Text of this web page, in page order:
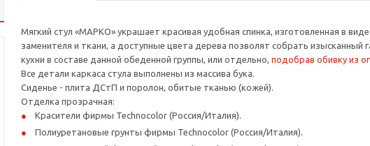
Мягкий стул «МАРКО» украшает красивая удобная спинка, изготовленная в
заменителя и ткани, а доступные цвета дерева позволят собрать
кухни в составе данной обеденной группы, или отдельно, подобрав обивку из
Все детали каркаса стула выполнены из массива бука.
Сиденье - плита ДСтП и поролон, обитые тканью (кожей).
Отделка прозрачная:
Красители фирмы Technocolor (Россия/Италия).
Полиуретановые грунты фирмы Technocolor (Россия/Италия).